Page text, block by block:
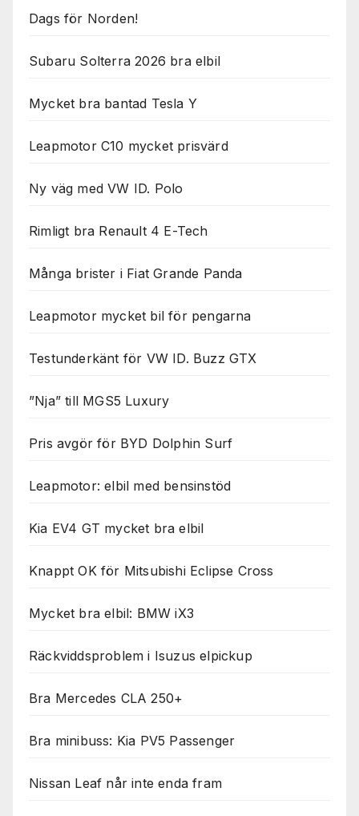
Dags för Norden!
Subaru Solterra 2026 bra elbil
Mycket bra bantad Tesla Y
Leapmotor C10 mycket prisvärd
Ny väg med VW ID. Polo
Rimligt bra Renault 4 E-Tech
Många brister i Fiat Grande Panda
Leapmotor mycket bil för pengarna
Testunderkänt för VW ID. Buzz GTX
”Nja” till MGS5 Luxury
Pris avgör för BYD Dolphin Surf
Leapmotor: elbil med bensinstöd
Kia EV4 GT mycket bra elbil
Knappt OK för Mitsubishi Eclipse Cross
Mycket bra elbil: BMW iX3
Räckviddsproblem i Isuzus elpickup
Bra Mercedes CLA 250+
Bra minibuss: Kia PV5 Passenger
Nissan Leaf når inte enda fram